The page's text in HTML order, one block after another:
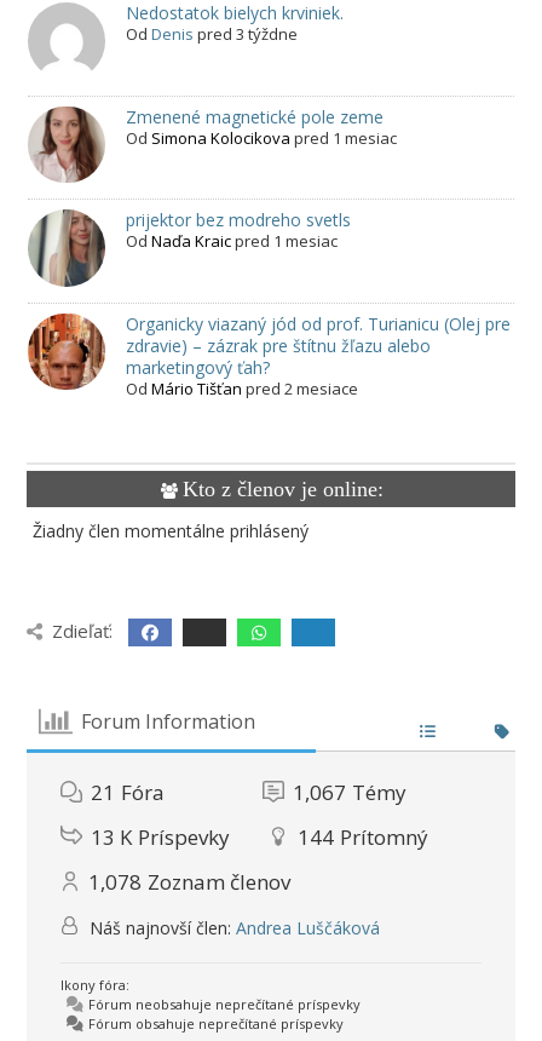
Nedostatok bielych krviniek.
Od Denis pred 3 týždne
Zmenené magnetické pole zeme
Od Simona Kolocikova pred 1 mesiac
prijektor bez modreho svetls
Od Naďa Kraicpred 1 mesiac
Organicky viazaný jód od prof. Turianicu (Olej pre
zdravie) – zázrak pre štítnu žľazu alebo
marketingový ťah?
Od Mário Tišťan pred 2 mesiace
Kto z členov je online:
Žiadny člen momentálne prihlásený
Zdieľať:
Forum Information
21 Fóra 1,067 Témy
13 K Príspevky 144 Prítomný
1,078 Zoznam členov
Náš najnovší člen:Andrea Luščáková
Ikony fóra:
Fórum neobsahuje neprečítané príspevky
Fórum obsahuje neprečítané príspevky